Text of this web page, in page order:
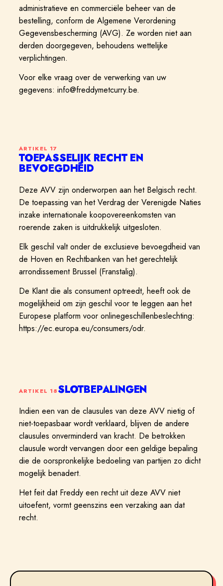
administratieve en commerciële beheer van de
bestelling, conform de Algemene Verordening
Gegevensbescherming (AVG). Ze worden niet aan
derden doorgegeven, behoudens wettelijke
verplichtingen.
Voor elke vraag over de verwerking van uw
gegevens: info@freddymetcurry.be.
ARTIKEL 17
TOEPASSELIJK RECHT EN
BEVOEGDHEID
Deze AVV zijn onderworpen aan het Belgisch recht.
De toepassing van het Verdrag der Verenigde Naties
inzake internationale koopovereenkomsten van
roerende zaken is uitdrukkelijk uitgesloten.
Elk geschil valt onder de exclusieve bevoegdheid van
de Hoven en Rechtbanken van het gerechtelijk
arrondissement Brussel (Franstalig).
De Klant die als consument optreedt, heeft ook de
mogelijkheid om zijn geschil voor te leggen aan het
Europese platform voor onlinegeschillenbeslechting:
https://ec.europa.eu/consumers/odr.
ARTIKEL 18SLOTBEPALINGEN
Indien een van de clausules van deze AVV nietig of
niet-toepasbaar wordt verklaard, blijven de andere
clausules onverminderd van kracht. De betrokken
clausule wordt vervangen door een geldige bepaling
die de oorspronkelijke bedoeling van partijen zo dicht
mogelijk benadert.
Het feit dat Freddy een recht uit deze AVV niet
uitoefent, vormt geenszins een verzaking aan dat
recht.